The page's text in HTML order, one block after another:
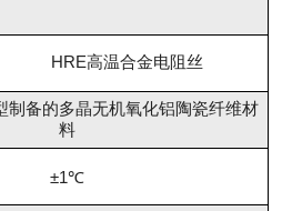
温合金电阻丝
制备的多晶无机氧化铝陶瓷纤维材
料
±1℃